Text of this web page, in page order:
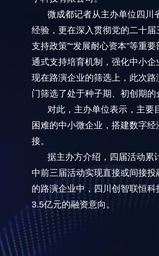
微成都记者从主办单位四川
经验，更在深入贯彻党的二十
支持政策”“发展耐心资本”等重
通式支持培育机制，强化中小
现在路演企业的筛选上，此次
门筛选了处于种子期、初创期的
对此，主办单位表示，主要
困难的中小微企业，搭建数字
接。
据主办方介绍，四届活动累
中前三届活动实现直接或间接
的路演企业中，四川创智联恒
3.5亿元的融资意向。